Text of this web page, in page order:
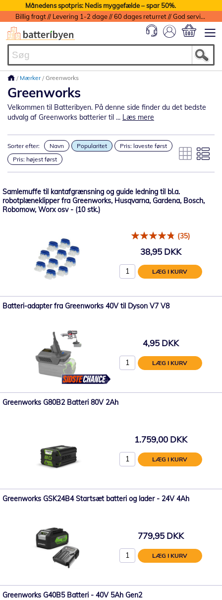
Månedens spotpris: Nedis myggefælde – spar 50%.
Billig fragt // Levering 1-2 dage // 60 dages returret // God service med garanti
Mærker Greenworks
Greenworks
Velkommen til Batteribyen. På denne side finder du det bedste
udvalg af Greenworks batterier til ... Læs mere
Sorter efter: Navn Popularitet
Pris: laveste først
Pris: højest først
Samlemuffe til kantafgrænsning og guide ledning til bl.a.
robotplæneklipper fra Greenworks, Husqvarna, Gardena, Bosch,
Robomow, Worx osv - (10 stk.)
(35)
38,95 DKK
LÆG I KURV
Batteri-adapter fra Greenworks 40V til Dyson V7 V8
4,95 DKK
LÆG I KURV
Greenworks G80B2 Batteri 80V 2Ah
1.759,00 DKK
LÆG I KURV
Greenworks GSK24B4 Startsæt batteri og lader - 24V 4Ah
779,95 DKK
LÆG I KURV
Greenworks G40B5 Batteri - 40V 5Ah Gen2